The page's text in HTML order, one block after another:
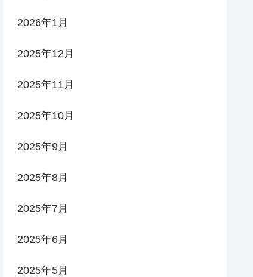
2026年1月
2025年12月
2025年11月
2025年10月
2025年9月
2025年8月
2025年7月
2025年6月
2025年5月